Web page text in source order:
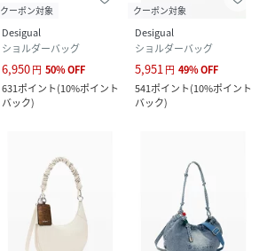
クーポン対象
Desigual
ショルダーバッグ
6,950円 50%OFF
631ポイント(10%ポイント
バック)
クーポン対象
Desigual
ショルダーバッグ
5,951 円 49%OFF
541ポイント(10%ポイント
バック)